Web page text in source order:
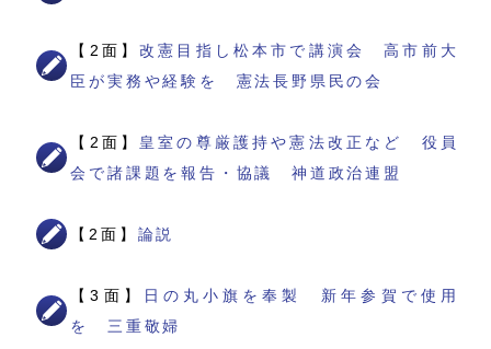
【2面】改憲目指し松本市で講演会 高市前大
臣が実務や経験を 憲法長野県民の会
【2面】 皇室の尊厳護持や憲法改正など 役員
会で諸課題を報告・協議 神道政治連盟
【2面】 論説
【3面】
日の丸小旗を奉製 新年参賀で使用
を 三重敬婦